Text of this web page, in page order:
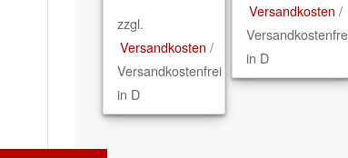
zzgl.
Versandkosten /
Versandkostenfrei
in D
Versandkosten /
in D